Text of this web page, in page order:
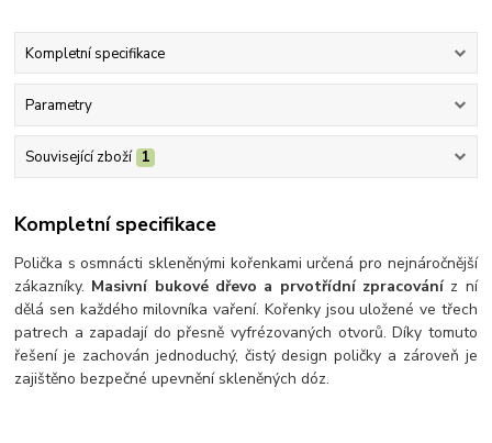
Kompletní specifikace
Parametry
Související zboží 1
Kompletní specifikace
Polička s osmnácti skleněnými kořenkami určená pro nejnáročnější
zákazníky. Masivní bukové dřevo a prvotřídní zpracováníz ní
dělá sen každého milovníka vaření. Kořenky jsou uložené ve třech
patrech a zapadají do přesně vyfrézovaných otvorů. Díky tomuto
řešení je zachován jednoduchý, čistý design poličky a zároveň je
zajištěno bezpečné upevnění skleněných dóz.